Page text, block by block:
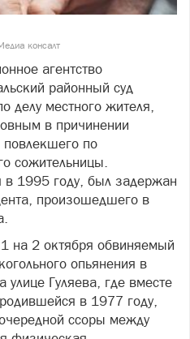
консалт
агентство
районный суд
делу местного жителя,
в причинении
по
сожительницы.
1995 году, был задержан
произошедшего в
на 2 октября обвиняемый
опьянения в
улице Гуляева, где вместе
в 1977 году,
ссоры между